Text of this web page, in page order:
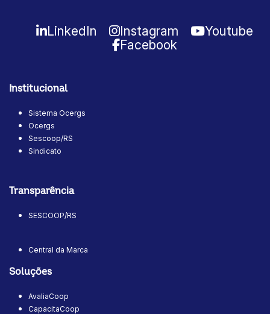
LinkedIn Instagram
Youtube
Facebook
Institucional
Sistema Ocergs
Ocergs
Sescoop/RS
Sindicato
Transparência
SESCOOP/RS
Central da Marca
Soluções
AvaliaCoop
CapacitaCoop